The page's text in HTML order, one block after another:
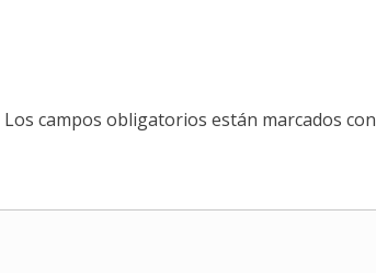
Los campos obligatorios están marcados con